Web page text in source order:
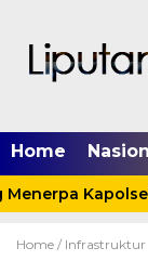
Home
Home / Infrastruktur